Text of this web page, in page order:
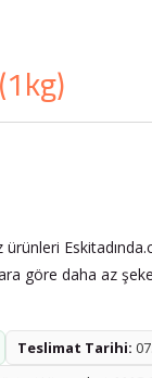
ürünleri
göre daha az
Teslimat Tarihi: